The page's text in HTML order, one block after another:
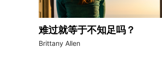
难过就等于不知足吗？
Brittany Allen